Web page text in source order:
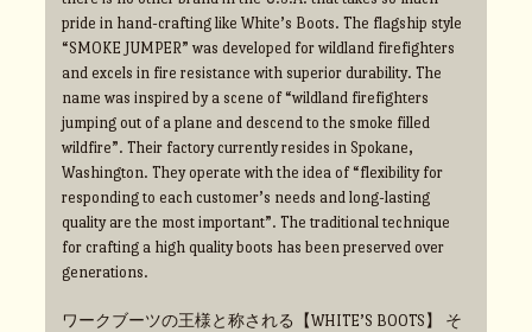
pride in hand-crafting like White’s Boots. The flagship style
“SMOKE JUMPER” was developed for wildland firefighters
and excels in fire resistance with superior durability. The
name was inspired by a scene of “wildland firefighters
jumping out of a plane and descend to the smoke filled
wildfire”. Their factory currently resides in Spokane,
Washington. They operate with the idea of “flexibility for
responding to each customer’s needs and long-lasting
quality are the most important”. The traditional technique
for crafting a high quality boots has been preserved over
generations.
ワークブーツの王様と称される【WHITE’S BOOTS】 そ